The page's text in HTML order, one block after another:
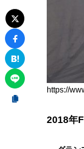
https://
2018年